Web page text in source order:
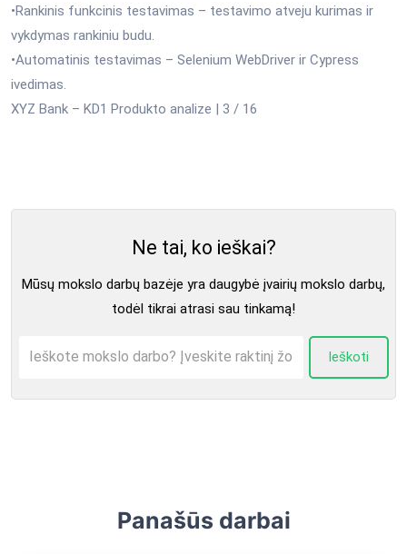
•Rankinis funkcinis testavimas – testavimo atveju kurimas ir
vykdymas rankiniu budu.
•Automatinis testavimas – Selenium WebDriver ir Cypress
ivedimas.
XYZ Bank – KD1 Produkto analize | 3 / 16
Ne tai, ko ieškai?
Mūsų mokslo darbų bazėje yra daugybė įvairių mokslo darbų,
todėl tikrai atrasi sau tinkamą!
Ieškoti
Panašūs darbai